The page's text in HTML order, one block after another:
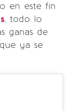
en este fin
, todo lo
ganas de
que ya se